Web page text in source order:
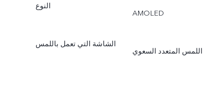
النوع
AMOLED
الشاشة التي تعمل باللمس
اللمس المتعدد السعوي